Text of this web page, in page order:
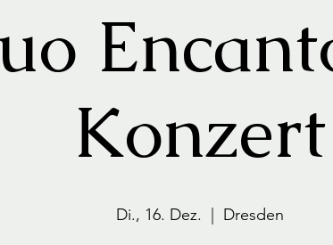
Konzert
Di., 16. Dez. Dresden